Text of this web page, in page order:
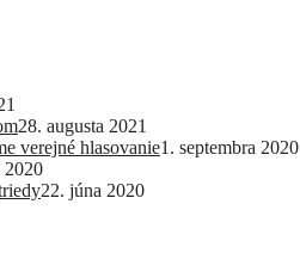
28. augusta 2021
verejné hlasovanie1. septembra 2020
2020
22. júna 2020